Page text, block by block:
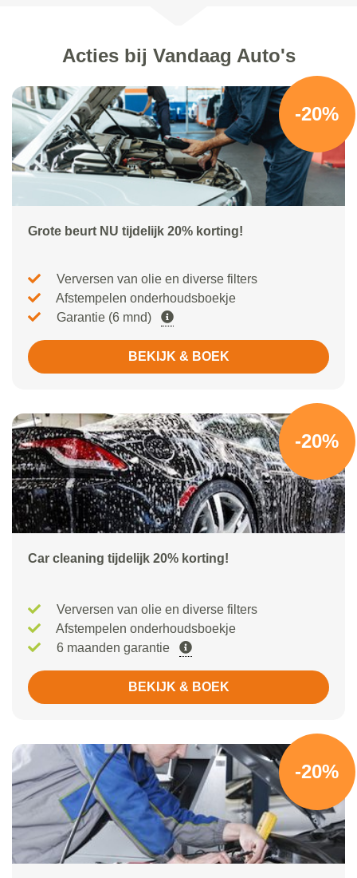
Acties bij Vandaag Auto's
-20%
Grote beurt NU tijdelijk 20% korting!
Verversen van olie en diverse filters
Afstempelen onderhoudsboekje
Garantie (6 mnd)
BEKIJK & BOEK
-20%
Car cleaning tijdelijk 20% korting!
Verversen van olie en diverse filters
Afstempelen onderhoudsboekje
6 maanden garantie
BEKIJK & BOEK
-20%